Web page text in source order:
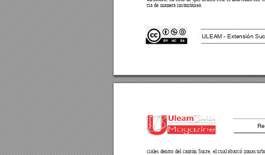
ULEAM - Extensión
ria de manera instantánea.
ciales dentro del cantón Sucre, el cual abarcó zonas